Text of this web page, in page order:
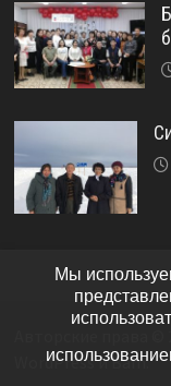
WordPressиBam.
Мы